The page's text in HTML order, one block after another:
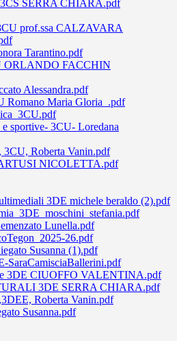
3CS SERRA CHIARA.pdf
prof.ssa CALZAVARA
Tarantino.pdf
ORLANDO FACCHIN
Alessandra.pdf
Romano Maria Gloria_.pdf
e sportive- 3CU- Loredana
3CU, Roberta Vanin.pdf
NICOLETTA.pdf
3DE michele beraldo (2).pdf
Lunella.pdf
26.pdf
Susanna (1).pdf
SaraCamisciaBallerini.pdf
3DE CIUOFFO VALENTINA.pdf
3DE SERRA CHIARA.pdf
Roberta Vanin.pdf
Susanna.pdf